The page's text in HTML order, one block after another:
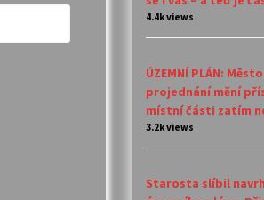
4.4k views
ÚZEMNÍ PLÁN:
projednání mění
místní části zatím
3.2k views
Starosta slíbil